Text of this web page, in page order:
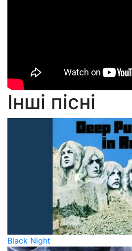
Інші пісні
Black Night